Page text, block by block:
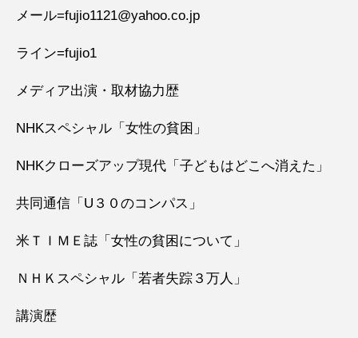
メール=fujio1121@yahoo.co.jp
ライン=fujio1
メディア出演・取材協力歴
NHKスペシャル「女性の貧困」
NHKクローズアップ現代「子どもはどこへ消えた」
共同通信「U３０のコンパス」
米ＴＩＭＥ誌「女性の貧困について」
ＮＨＫスペシャル「若者失踪３万人」
講演歴